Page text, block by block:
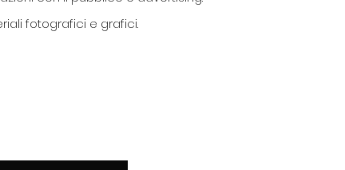
fotografici e grafici.